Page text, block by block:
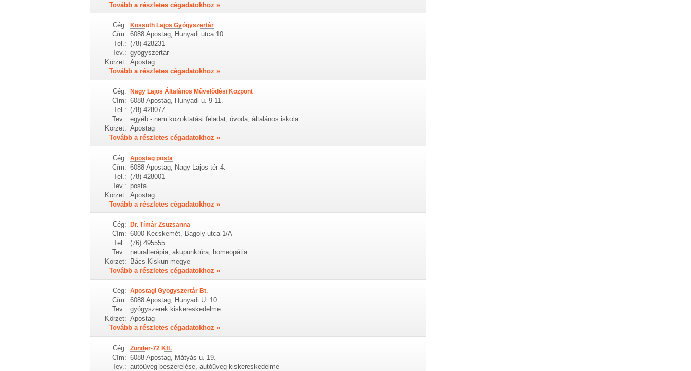
Tovább a részletes cégadatokhoz »
Cég: Kossuth Lajos Gyógyszertár
Cím: 6088 Apostag, Hunyadi utca 10.
Tel.: (78) 428231
Tev.: gyógyszertár
Körzet: Apostag
Tovább a részletes cégadatokhoz »
Cég: Nagy Lajos Általános Művelődési Központ
Cím: 6088 Apostag, Hunyadi u. 9-11.
Tel.: (78) 428077
Tev.: egyéb - nem közoktatási feladat, óvoda, általános iskola
Körzet: Apostag
Tovább a részletes cégadatokhoz »
Cég: Apostag posta
Cím: 6088 Apostag, Nagy Lajos tér 4.
Tel.: (78) 428001
Tev.: posta
Körzet: Apostag
Tovább a részletes cégadatokhoz »
Cég: Dr. Tímár Zsuzsanna
Cím: 6000 Kecskemét, Bagoly utca 1/A
Tel.: (76) 495555
Tev.: neuralterápia, akupunktúra, homeopátia
Körzet:
Bács-Kiskun megye
Tovább a részletes cégadatokhoz »
Cég: Apostagi Gyogyszertár Bt.
Cím: 6088 Apostag, Hunyadi U. 10.
Tev.: gyógyszerek kiskereskedelme
Körzet: Apostag
Tovább a részletes cégadatokhoz »
Cég: Zunder-72 Kft.
Cím: 6088 Apostag, Mátyás u. 19.
Tev.: autóüveg beszerelése, autóüveg kiskereskedelme